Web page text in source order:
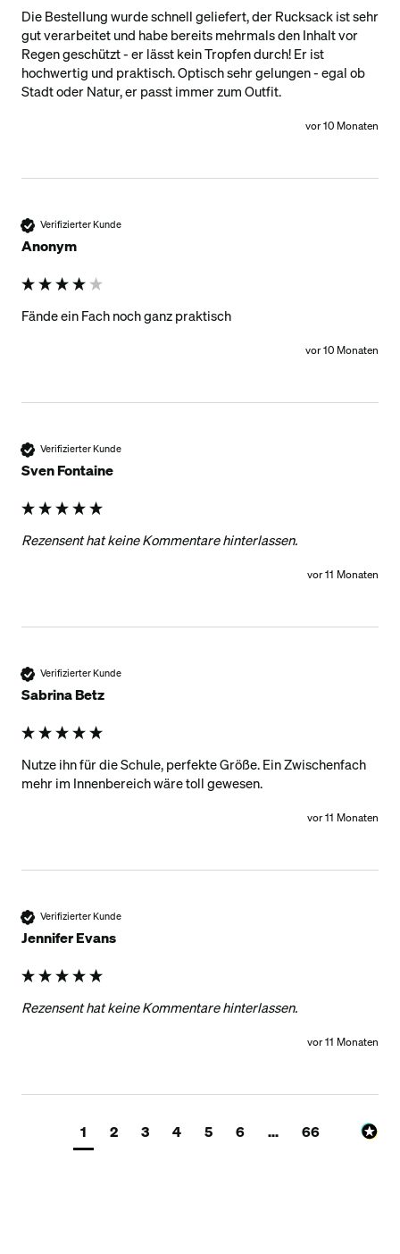
Die Bestellung wurde schnell geliefert, der Rucksack ist sehr
gut verarbeitet und habe bereits mehrmals den Inhalt vor
Regen geschützt - er lässt kein Tropfen durch! Er ist
hochwertig und praktisch. Optisch sehr gelungen - egal ob
Stadt oder Natur, er passt immer zum Outfit.
vor 10 Monaten
Verifizierter Kunde
Anonym
Fände ein Fach noch ganz praktisch
vor 10 Monaten
Verifizierter Kunde
Sven Fontaine
Rezensent hat keine Kommentare hinterlassen.
vor 11 Monaten
Verifizierter Kunde
Sabrina Betz
Nutze ihn für die Schule, perfekte Größe. Ein Zwischenfach
mehr im Innenbereich wäre toll gewesen.
vor 11 Monaten
Verifizierter Kunde
Jennifer Evans
Rezensent hat keine Kommentare hinterlassen.
vor 11 Monaten
1 2 3 4 5 6 ... 66